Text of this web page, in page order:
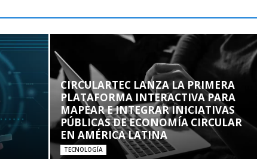
CIRCULARTEC LANZA LA PRIMERA
PLATAFORMA INTERACTIVA PARA
MAPEAR E INTEGRAR INICIATIVAS
PÚBLICAS DE ECONOMÍA CIRCULAR
EN AMÉRICA LATINA
TECNOLOGÍA